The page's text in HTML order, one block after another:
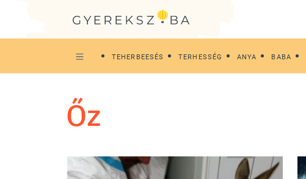
TEHERBEESÉS TERHESSÉG ANYA BABA
őz